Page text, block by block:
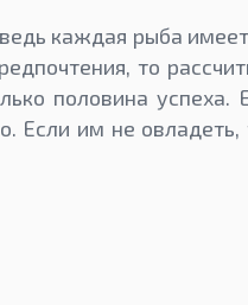
каждая рыба
то
половина
Если им не